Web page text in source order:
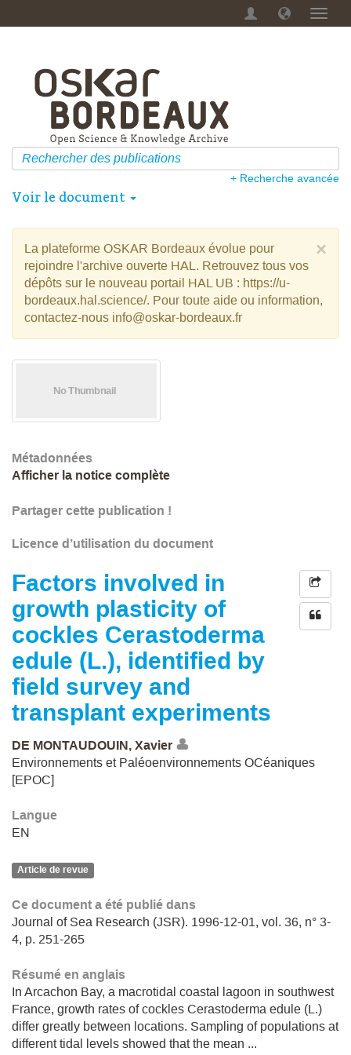
Menu
+ Recherche avancée
Voir le document
×
La plateforme OSKAR Bordeaux évolue pour
rejoindre l'archive ouverte HAL. Retrouvez tous vos
dépôts sur le nouveau portail HAL UB : https://u-
bordeaux.hal.science/. Pour toute aide ou information,
contactez-nous info@oskar-bordeaux.fr
Métadonnées
Afficher la notice complète
Partager cette publication !
Licence d’utilisation du document
Factors involved in
growth plasticity of
cockles Cerastoderma
edule (L.), identified by
field survey and
transplant experiments
DE MONTAUDOUIN, Xavier
Environnements et Paléoenvironnements OCéaniques
[EPOC]
Langue
EN
Article de revue
Ce document a été publié dans
Journal of Sea Research (JSR). 1996-12-01, vol. 36, n° 3-
4, p. 251-265
Résumé en anglais
In Arcachon Bay, a macrotidal coastal lagoon in southwest
France, growth rates of cockles Cerastoderma edule (L.)
differ greatly between locations. Sampling of populations at
different tidal levels showed that the mean ...